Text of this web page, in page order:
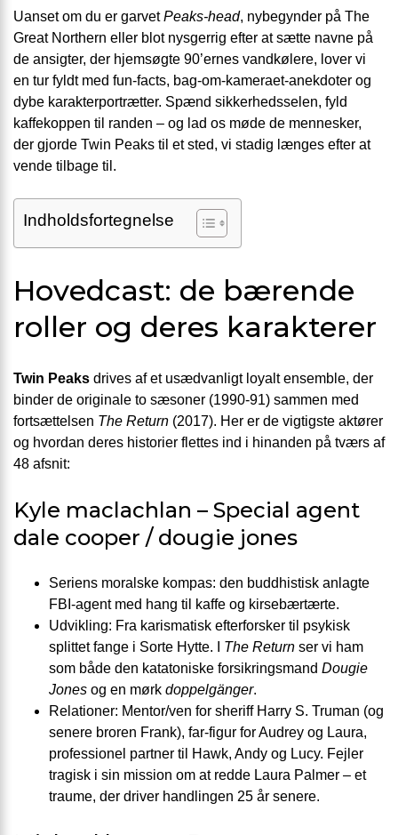
Uanset om du er garvetPeaks-head, nybegynder på The
Great Northern eller blot nysgerrig efter at sætte navne på
de ansigter, der hjemsøgte 90’ernes vandkølere, lover vi
en tur fyldt med fun-facts, bag-om-kameraet-anekdoter og
dybe karakterportrætter. Spænd sikkerhedsselen, fyld
kaffekoppen til randen – og lad os møde de mennesker,
der gjorde Twin Peaks til et sted, vi stadig længes efter at
vende tilbage til.
Indholdsfortegnelse
Hovedcast: de bærende
roller og deres karakterer
Twin Peaks drives af et usædvanligt loyalt ensemble, der
binder de originale to sæsoner (1990-91) sammen med
fortsættelsen The Return (2017). Her er de vigtigste aktører
og hvordan deres historier flettes ind i hinanden på tværs af
48 afsnit:
Kyle maclachlan – Special agent
dale cooper / dougie jones
Seriens moral­ske kompas: den buddhistisk anlagte
FBI-agent med hang til kaffe og kirsebærtærte.
Udvikling: Fra karismatisk efterforsker til psy­kisk
splittet fange i Sorte Hytte. I The Return ser vi ham
som både den katatoniske forsikrings­mand Dougie
Jones og en mørk doppelgänger.
Relationer: Mentor/ven for sheriff Harry S. Truman (og
senere broren Frank), far-figur for Audrey og Laura,
professionel partner til Hawk, Andy og Lucy. Fejler
tragisk i sin mission om at redde Laura Palmer – et
traume, der driver handlingen 25 år senere.